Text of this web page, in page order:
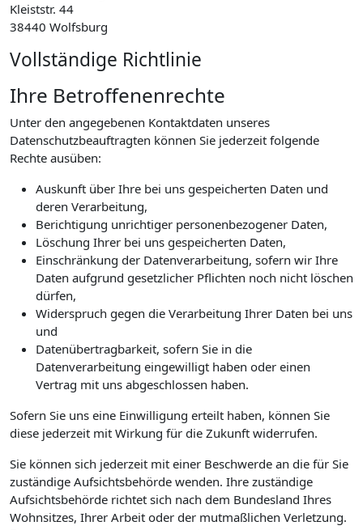
Kleiststr. 44
38440 Wolfsburg
Vollständige Richtlinie
Ihre Betroffenenrechte
Unter den angegebenen Kontaktdaten unseres
Datenschutzbeauftragten können Sie jederzeit folgende
Rechte ausüben:
Auskunft über Ihre bei uns gespeicherten Daten und
deren Verarbeitung,
Berichtigung unrichtiger personenbezogener Daten,
Löschung Ihrer bei uns gespeicherten Daten,
Einschränkung der Datenverarbeitung, sofern wir Ihre
Daten aufgrund gesetzlicher Pflichten noch nicht löschen
dürfen,
Widerspruch gegen die Verarbeitung Ihrer Daten bei uns
und
Datenübertragbarkeit, sofern Sie in die
Datenverarbeitung eingewilligt haben oder einen
Vertrag mit uns abgeschlossen haben.
Sofern Sie uns eine Einwilligung erteilt haben, können Sie
diese jederzeit mit Wirkung für die Zukunft widerrufen.
Sie können sich jederzeit mit einer Beschwerde an die für Sie
zuständige Aufsichtsbehörde wenden. Ihre zuständige
Aufsichtsbehörde richtet sich nach dem Bundesland Ihres
Wohnsitzes, Ihrer Arbeit oder der mutmaßlichen Verletzung.